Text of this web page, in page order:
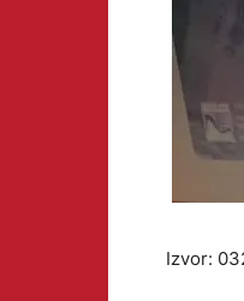
Izvor: